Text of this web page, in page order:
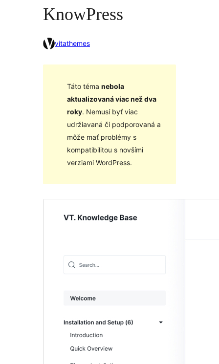
KnowPress
vitathemes
Táto téma nebola
aktualizovaná viac než dva
roky. Nemusí byť viac
udržiavaná či podporovaná a
môže mať problémy s
kompatibilitou s novšími
verziami WordPress.